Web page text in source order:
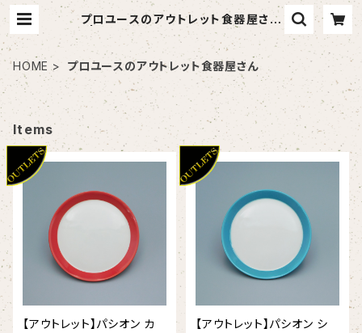
プロユースのアウトレット食器屋さん
| 食器アウトレットショップ 山万
HOME プロユースのアウトレット食器屋さん
Items
【アウトレット】パシオン カ
【アウトレット】パシオン シ